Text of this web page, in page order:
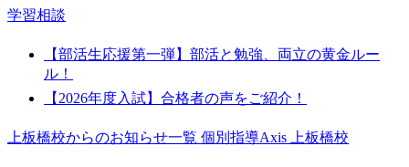
学習相談
【部活生応援第一弾】部活と勉強、両立の黄金ルー
ル！
【2026年度入試】合格者の声をご紹介！
上板橋校からのお知らせ一覧 個別指導Axis 上板橋校